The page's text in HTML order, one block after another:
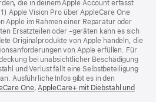
die in deinem Apple Account erfasst
Apple Vision Pro über AppleCare One
Apple im Rahmen einer Reparatur oder
Ersatzteilen oder ‑geräten kann es sich
Originalprodukte von Apple handeln, die
von Apple erfüllen. Für
bei unabsichtlicher Beschädigung
und Verlust fällt eine Selbstbeteiligung
Ausführliche Infos gibt es in den
One(Öffnet
, AppleCare+ mit Diebstahl und